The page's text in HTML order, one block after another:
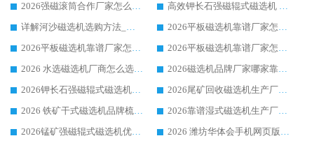
2026强磁滚筒合作厂家怎么选-华体会手机网页版-华体会(中国) 行业优质供应商参考指南
高效钾长石强磁辊式磁选机 华体会手机网页版-华体会(中国) 专业制造品质值得信赖
详解河沙磁选机选购方法_除铁器品牌及华体会手机网页版-华体会(中国) 企业解析
2026平板磁选机靠谱厂家怎么选？华体会手机网页版-华体会(中国) 凭硬实力甄选合作品牌
2026平板磁选机靠谱厂家怎么选？华体会手机网页版-华体会(中国) 凭硬实力甄选合作品牌
2026平板磁选机靠谱厂家怎么选？华体会手机网页版-华体会(中国) 凭硬实力甄选合作品牌
2026 水选磁选机厂商怎么选 潍坊华体会手机网页版-华体会(中国) 技术实力强
2026磁选机品牌厂家哪家靠谱?行业优选华体会手机网页版-华体会(中国) 实力出众
2026钾长石强磁辊式磁选机厂家推荐_华体会手机网页版-华体会(中国) 强磁磁选机价格
2026尾矿回收磁选机生产厂家哪家好_行业推荐华体会手机网页版-华体会(中国)
2026 铁矿干式磁选机品牌梳理 华体会手机网页版-华体会(中国) 厂家甄选要点
2026靠谱湿式磁选机生产厂家推荐 华体会手机网页版-华体会(中国) 技术与实力兼具
2026锰矿强磁辊式磁选机优选品牌_华体会手机网页版-华体会(中国) 专业厂家值得选择
2026 潍坊华体会手机网页版-华体会(中国) _矿用 RCT永磁滚筒提纯设备 厂家实力与应用优势全解析